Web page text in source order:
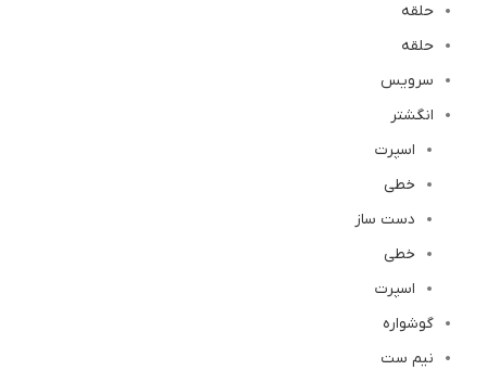
حلقه
حلقه
سرویس
انگشتر
اسپرت
خطی
دست ساز
خطی
اسپرت
گوشواره
نیم ست